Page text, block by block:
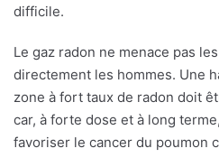
difficile.
Le gaz radon ne menace pas
directement les hommes. Une
zone à fort taux de radon doit
car, à forte dose et à long
favoriser le cancer du poumon